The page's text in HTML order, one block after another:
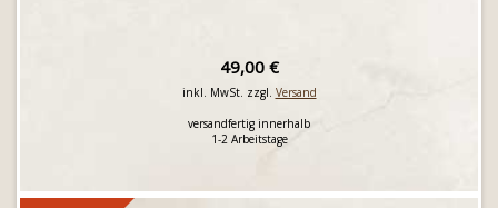
49,00 €
inkl. MwSt. zzgl. Versand
versandfertig innerhalb
1-2 Arbeitstage